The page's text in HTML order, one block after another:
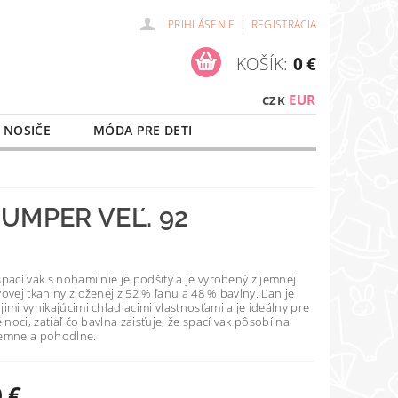
PRIHLÁSENIE | REGISTRÁCIA
CZK EUR
KOŠÍK: 0 €
MÓDA PRE DETI
VEĽ. 92
vak s nohami nie je podšitý a je vyrobený z jemnej
tkaniny zloženej z 52 % ľanu a 48 % bavlny. Ľan je
vynikajúcimi chladiacimi vlastnosťami a je ideálny pre
zatiaľ čo bavlna zaisťuje, že spací vak pôsobí na
a pohodlne.